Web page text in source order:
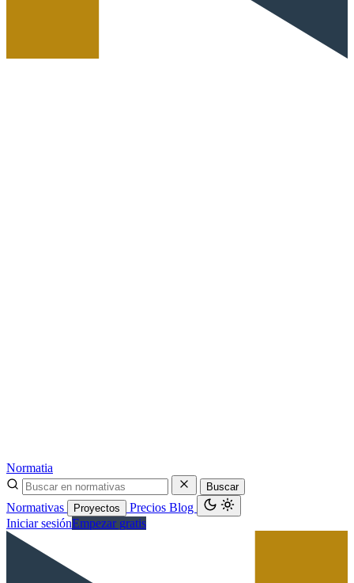
Normatia
Buscar
Normativas Proyectos Precios Blog
Iniciar sesiónEmpezar gratis